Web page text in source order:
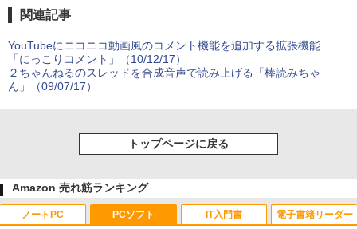
関連記事
YouTubeにニコニコ動画風のコメント機能を追加する拡張機能
「にっこりコメント」（10/12/17）
２ちゃんねるのスレッドを合成音声で読み上げる「棒読みちゃ
ん」（09/07/17）
トップページに戻る
Amazon 売れ筋ランキング
ノートPC PCソフト IT入門書 電子書籍リーダー